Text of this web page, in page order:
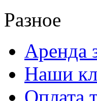
Разное
Аренда
Наши
Оплата